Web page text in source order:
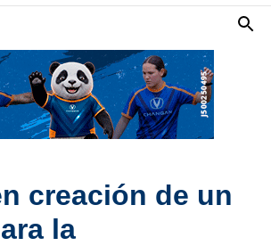
creación de un
la